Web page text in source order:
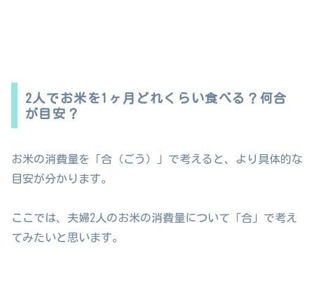
2人でお米を1ヶ月どれくらい食べる？何合
が目安？
お米の消費量を「合（ごう）」で考えると、より具体的な
目安が分かります。
ここでは、夫婦2人のお米の消費量について「合」で考え
てみたいと思います。